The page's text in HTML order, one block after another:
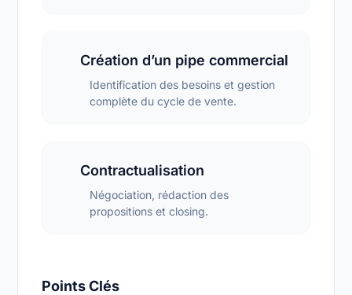
Création d’un pipe commercial
Identification des besoins et gestion
complète du cycle de vente.
Contractualisation
Négociation, rédaction des
propositions et closing.
Points Clés